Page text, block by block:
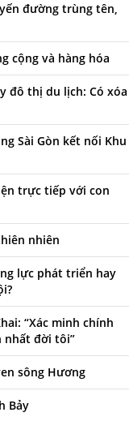
đường trùng tên,
cộng và hàng hóa
đô thị du lịch: Có xóa
Sài Gòn kết nối Khu
trực tiếp với con
nhiên
lực phát triển hay
“Xác minh chính
nhất đời tôi”
sông Hương
Bảy